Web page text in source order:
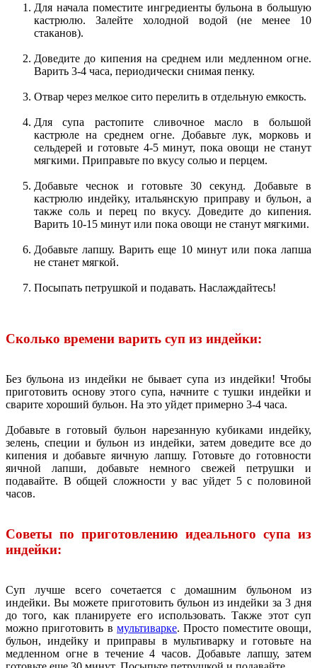
Для начала поместите ингредиенты бульона в большую
кастрюлю. Залейте холодной водой (не менее 10
стаканов).
Доведите до кипения на среднем или медленном огне.
Варить 3-4 часа, периодически снимая пенку.
Отвар через мелкое сито перелить в отдельную емкость.
Для супа растопите сливочное масло в большой
кастрюле на среднем огне. Добавьте лук, морковь и
сельдерей и готовьте 4-5 минут, пока овощи не станут
мягкими. Приправьте по вкусу солью и перцем.
Добавьте чеснок и готовьте 30 секунд. Добавьте в
кастрюлю индейку, итальянскую приправу и бульон, а
также соль и перец по вкусу. Доведите до кипения.
Варить 10-15 минут или пока овощи не станут мягкими.
Добавьте лапшу. Варить еще 10 минут или пока лапша
не станет мягкой.
Посыпать петрушкой и подавать. Наслаждайтесь!
Сколько времени варить суп из индейки:
Без бульона из индейки не бывает супа из индейки! Чтобы
приготовить основу этого супа, начните с тушки индейки и
сварите хороший бульон. На это уйдет примерно 3-4 часа.
Добавьте в готовый бульон нарезанную кубиками индейку,
зелень, специи и бульон из индейки, затем доведите все до
кипения и добавьте яичную лапшу. Готовьте до готовности
яичной лапши, добавьте немного свежей петрушки и
подавайте. В общей сложности у вас уйдет 5 с половиной
часов.
Советы по приготовлению идеального супа из
индейки:
Суп лучше всего сочетается с домашним бульоном из
индейки. Вы можете приготовить бульон из индейки за 3 дня
до того, как планируете его использовать. Также этот суп
можно приготовить в мультиварке. Просто поместите овощи,
бульон, индейку и приправы в мультиварку и готовьте на
медленном огне в течение 4 часов. Добавьте лапшу, затем